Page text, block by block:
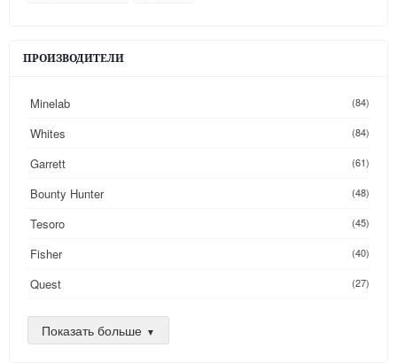
ПРОИЗВОДИТЕЛИ
Minelab (84)
Whites (84)
Garrett (61)
Bounty Hunter (48)
Tesoro (45)
Fisher (40)
Quest (27)
Golden Mask
Nokta
Показать больше